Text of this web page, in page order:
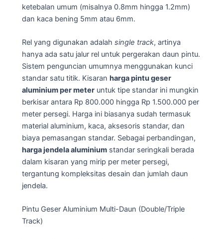
ketebalan umum (misalnya 0.8mm hingga 1.2mm)
dan kaca bening 5mm atau 6mm.
Rel yang digunakan adalah single track, artinya
hanya ada satu jalur rel untuk pergerakan daun pintu.
Sistem penguncian umumnya menggunakan kunci
standar satu titik. Kisaran harga pintu geser
aluminium per meter untuk tipe standar ini mungkin
berkisar antara Rp 800.000 hingga Rp 1.500.000 per
meter persegi. Harga ini biasanya sudah termasuk
material aluminium, kaca, aksesoris standar, dan
biaya pemasangan standar. Sebagai perbandingan,
harga jendela aluminium standar seringkali berada
dalam kisaran yang mirip per meter persegi,
tergantung kompleksitas desain dan jumlah daun
jendela.
Pintu Geser Aluminium Multi-Daun (Double/Triple
Track)